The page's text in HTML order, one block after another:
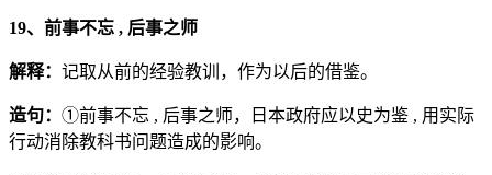
19、前事不忘 , 后事之师
解释： 记取从前的经验教训，作为以后的借鉴。
造句： ①前事不忘 , 后事之师，日本政府应以史为鉴 , 用实际
行动消除教科书问题造成的影响。